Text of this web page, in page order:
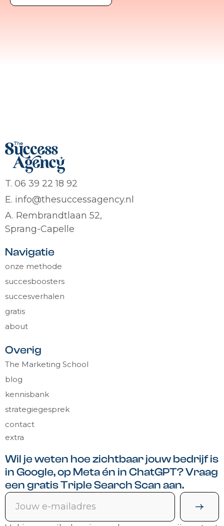
T. 06 39 22 18 92
E. info@thesuccessagency.nl
A. Rembrandtlaan 52,
Sprang-Capelle
Navigatie
onze methode
succesboosters
succesverhalen
gratis
about
Overig
The Marketing School
blog
kennisbank
strategiegesprek
contact
extra
Wil je weten hoe zichtbaar jouw bedrijf is
in Google, op Meta én in ChatGPT? Vraag
een gratis Triple Search Scan aan.